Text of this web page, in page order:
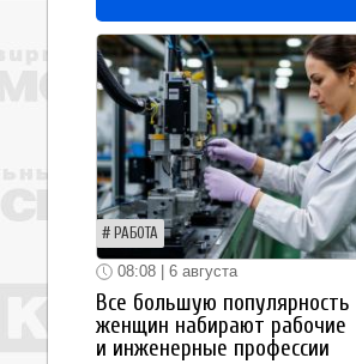
РАБОТА
08:08 | 6 августа
Все большую популярность
женщин набирают рабочие
и инженерные профессии